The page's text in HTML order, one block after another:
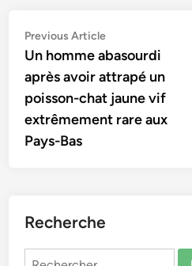
Navigation
de
l’article
Previous ArticlePrevious
article:
Un homme abasourdi
après avoir attrapé un
poisson-chat jaune vif
extrêmement rare aux
Pays-Bas
Recherche
Rechercher :